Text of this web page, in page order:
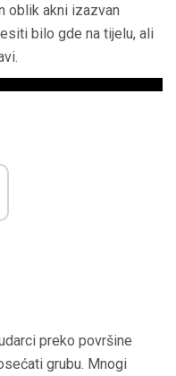
oblik akni izazvan
bilo gde na tijelu, ali
preko površine
grubu. Mnogi